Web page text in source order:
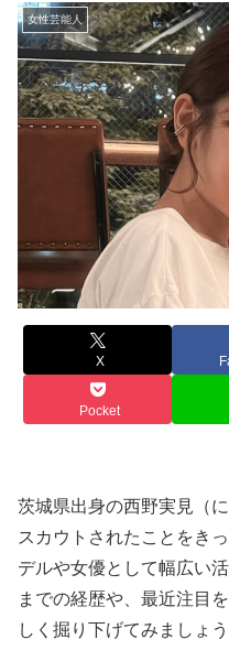
女性芸能人
X
Pocket
茨城県出身の西野実見（
スカウトされたことをき
デルや女優として幅広い
までの経歴や、最近注目
しく掘り下げてみましょう